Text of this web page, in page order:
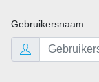
Gebruikersnaam